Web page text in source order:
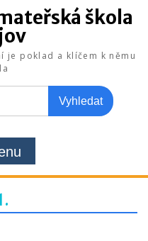
škola
je poklad a klíčem k němu